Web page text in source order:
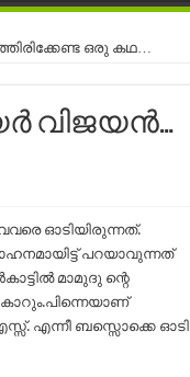
ഒരു കഥ…
വിജയൻ…
ഓടിയിരുന്നത്.
പറയാവുന്നത്
മാമുദു ന്റെ
കാറും.പിന്നെയാണ്
എന്നീ ബസ്സൊക്കെ ഓടി